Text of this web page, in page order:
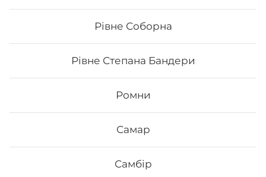
Рівне Соборна
Рівне Степана Бандери
Ромни
Самар
Самбір
397₴ Хочу
Популярність та актуальність японської кухні
полюбляють практично всі люди, незалежно від віку,
статі та положення в суспільстві.